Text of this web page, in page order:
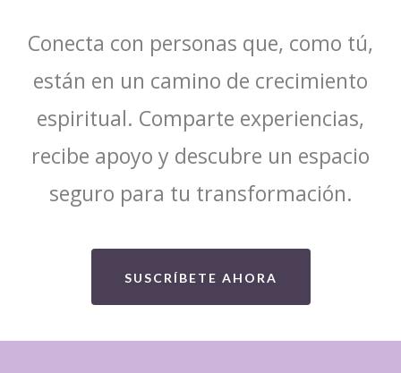
Conecta con personas que, como tú,
están en un camino de crecimiento
espiritual. Comparte experiencias,
recibe apoyo y descubre un espacio
seguro para tu transformación.
SUSCRÍBETE AHORA